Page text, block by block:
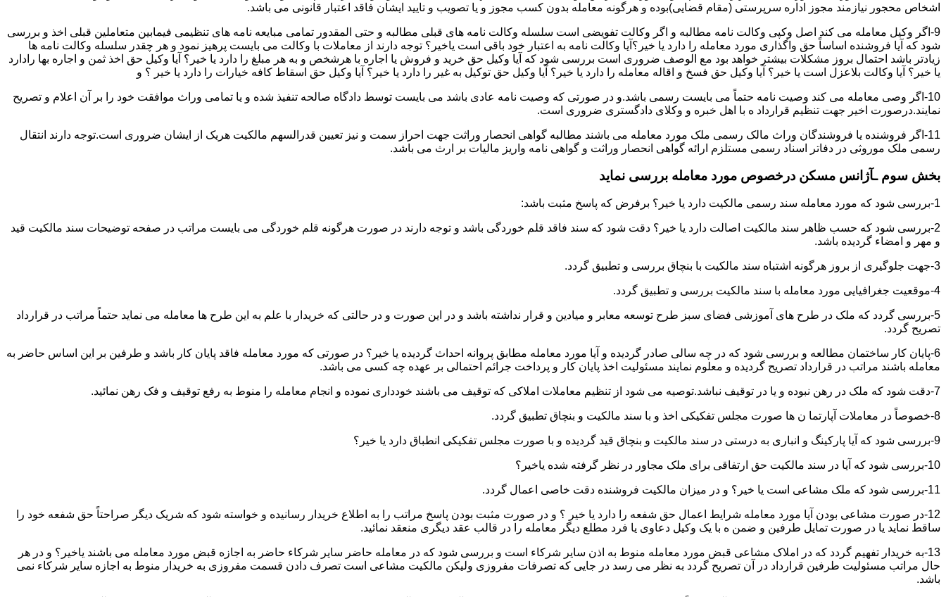
اشخاص محجور نیازمند مجوز اداره سرپرستی (مقام قضایی)بوده و هرگونه معامله بدون کسب مجوز و یا تصویب و تایید ایشان فاقد اعتبار قانونی می باشد.
9-اگر وکیل معامله می کند اصل وکپی وکالت نامه مطالبه و اگر وکالت تفویضی است سلسله وکالت نامه های قبلی مطالبه و حتی المقدور تمامی مبایعه نامه های تنظیمی فیمابین متعاملین قبلی اخذ و بررسی
شود که آیا فروشنده اساساً حق واگذاری مورد معامله را دارد یا خیر؟آیا وکالت نامه به اعتبار خود باقی است یاخیر؟ توجه دارند از معاملات با وکالت می بایست پرهیز نمود و هر چقدر سلسله وکالت نامه ها
زیادتر باشد احتمال بروز مشکلات بیشتر خواهد بود مع الوصف ضروری است بررسی شود که آیا وکیل حق خرید و فروش یا اجاره با هرشخص و به هر مبلغ را دارد یا خیر؟ آیا وکیل حق اخذ ثمن و اجاره بها رادارد
یا خیر؟ آیا وکالت بلاعزل است یا خیر؟ آیا وکیل حق فسخ و اقاله معامله را دارد یا خیر؟ آیا وکیل حق توکیل به غیر را دارد یا خیر؟ آیا وکیل حق اسقاط کافه خیارات را دارد یا خیر ؟ و
10-اگر وصی معامله می کند وصیت نامه حتماً می بایست رسمی باشد.و در صورتی که وصیت نامه عادی باشد می بایست توسط دادگاه صالحه تنفیذ شده و یا تمامی وراث موافقت خود را بر آن اعلام و تصریح
نمایند.درصورت اخیر جهت تنظیم قرارداد ه با اهل خبره و وکلای دادگستری ضروری است.
11-اگر فروشنده یا فروشندگان وراث مالک رسمی ملک مورد معامله می باشند مطالبه گواهی انحصار وراثت جهت احراز سمت و نیز تعیین قدرالسهم مالکیت هریک از ایشان ضروری است.توجه دارند انتقال
رسمی ملک موروثی در دفاتر اسناد رسمی مستلزم ارائه گواهی انحصار وراثت و گواهی نامه واریز مالیات بر ارث می باشد.
بخش سوم ـآژانس مسکن درخصوص مورد معامله بررسی نماید
1-بررسی شود که مورد معامله سند رسمی مالکیت دارد یا خیر؟ برفرض که پاسخ مثبت باشد:
2-بررسی شود که حسب ظاهر سند مالکیت اصالت دارد یا خیر؟ دقت شود که سند فاقد قلم خوردگی باشد و توجه دارند در صورت هرگونه قلم خوردگی می بایست مراتب در صفحه توضیحات سند مالکیت قید
و مهر و امضاء گردیده باشد.
3-جهت جلوگیری از بروز هرگونه اشتباه سند مالکیت با بنچاق بررسی و تطبیق گردد.
4-موقعیت جغرافیایی مورد معامله با سند مالکیت بررسی و تطبیق گردد.
5-بررسی گردد که ملک در طرح های آموزشی فضای سبز طرح توسعه معابر و میادین و قرار نداشته باشد و در این صورت و در حالتی که خریدار با علم به این طرح ها معامله می نماید حتماً مراتب در قرارداد
تصریح گردد.
6-پایان کار ساختمان مطالعه و بررسی شود که در چه سالی صادر گردیده و آیا مورد معامله مطابق پروانه احداث گردیده یا خیر؟ در صورتی که مورد معامله فاقد پایان کار باشد و طرفین بر این اساس حاضر به
معامله باشند مراتب در قرارداد تصریح گردیده و معلوم نمایند مسئولیت اخذ پایان کار و پرداخت جرائم احتمالی بر عهده چه کسی می باشد.
7-دقت شود که ملک در رهن نبوده و یا در توقیف نباشد.توصیه می شود از تنظیم معاملات املاکی که توقیف می باشند خودداری نموده و انجام معامله را منوط به رفع توقیف و فک رهن نمائید.
8-خصوصاً در معاملات آپارتما ن ها صورت مجلس تفکیکی اخذ و با سند مالکیت و بنچاق تطبیق گردد.
9-بررسی شود که آیا پارکینگ و انباری به درستی در سند مالکیت و بنچاق قید گردیده و با صورت مجلس تفکیکی انطباق دارد یا خیر؟
10-بررسی شود که آیا در سند مالکیت حق ارتفاقی برای ملک مجاور در نظر گرفته شده یاخیر؟
11-بررسی شود که ملک مشاعی است یا خیر؟ و در میزان مالکیت فروشنده دقت خاصی اعمال گردد.
12-در صورت مشاعی بودن آیا مورد معامله شرایط اعمال حق شفعه را دارد یا خیر ؟ و در صورت مثبت بودن پاسخ مراتب را به اطلاع خریدار رسانیده و خواسته شود که شریک دیگر صراحتاً حق شفعه خود را
ساقط نماید یا در صورت تمایل طرفین و ضمن ه با یک وکیل دعاوی یا فرد مطلع دیگر معامله را در قالب عقد دیگری منعقد نمائید.
13-به خریدار تفهیم گردد که در املاک مشاعی قبض مورد معامله منوط به اذن سایر شرکاء است و بررسی شود که در معامله حاضر سایر شرکاء حاضر به اجازه قبض مورد معامله می باشند یاخیر؟ و در هر
حال مراتب مسئولیت طرفین قرارداد در آن تصریح گردد به نظر می رسد در جایی که تصرفات مفروزی ولیکن مالکیت مشاعی است تصرف دادن قسمت مفروزی به خریدار منوط به اجازه سایر شرکاء نمی
باشد.